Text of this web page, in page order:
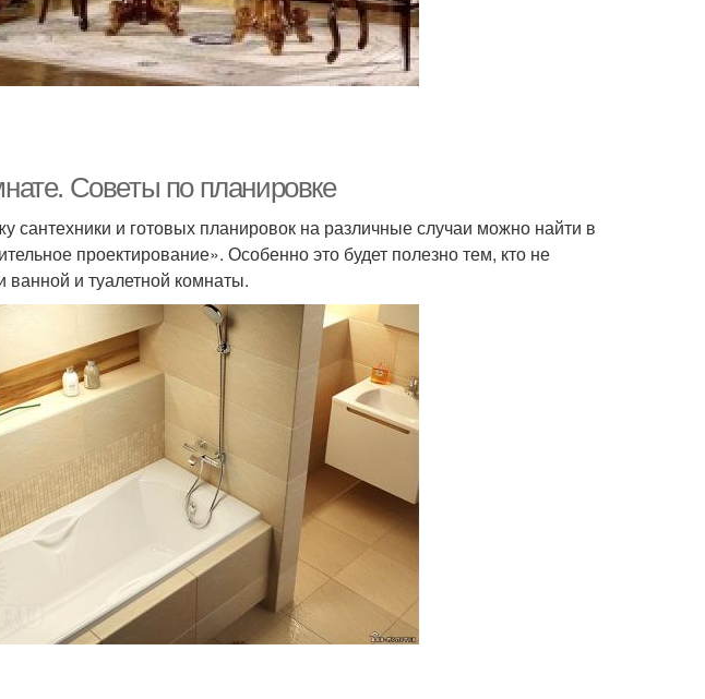
Советы по планировке
и готовых планировок на различные случаи можно найти в
проектирование». Особенно это будет полезно тем, кто не
и туалетной комнаты.